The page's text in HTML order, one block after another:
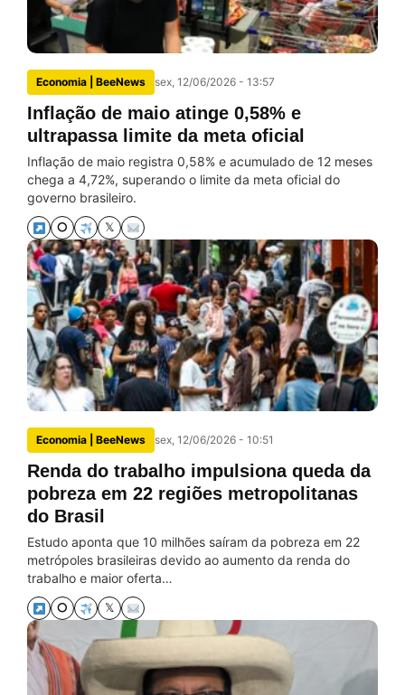
Economia | BeeNews sex, 12/06/2026 - 13:57
Inflação de maio atinge 0,58% e
ultrapassa limite da meta oficial
Inflação de maio registra 0,58% e acumulado de 12 meses
chega a 4,72%, superando o limite da meta oficial do
governo brasileiro.
⭘ 𝕏
Economia | BeeNews sex, 12/06/2026 - 10:51
Renda do trabalho impulsiona queda da
pobreza em 22 regiões metropolitanas
do Brasil
Estudo aponta que 10 milhões saíram da pobreza em 22
metrópoles brasileiras devido ao aumento da renda do
trabalho e maior oferta…
⭘ 𝕏